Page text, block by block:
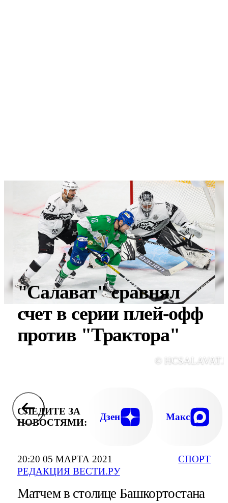
20:20 05 МАРТА 2021
РЕДАКЦИЯ ВЕСТИ.РУ
СПОРТ
"Салават" сравнял
счет в серии плей-офф
против "Трактора"
©
СЛЕДИТЕ ЗА
НОВОСТЯМИ:
Дзен Макс
Матчем в столице Башкортостана